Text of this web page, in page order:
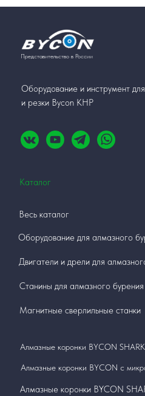
Представительство в России
Оборудование и инструмент
и резки Bycon КНР
Каталог
Весь каталог
Оборудование для алмазного
Двигатели и дрели для
Станины для алмазного бурения
Алмазные коронки BYCON
Алмазные коронки BYCON
Магнитные сверлильные станки
Алмазные коронки BYCON с